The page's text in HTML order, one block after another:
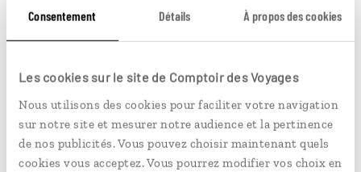
Consentement Détails À propos des cookies
Les cookies sur le site de Comptoir des Voyages
Nous utilisons des cookies pour faciliter votre navigation
sur notre site et mesurer notre audience et la pertinence
de nos publicités. Vous pouvez choisir maintenant quels
cookies vous acceptez. Vous pourrez modifier vos choix en
depuis 2018.
Lire son interview